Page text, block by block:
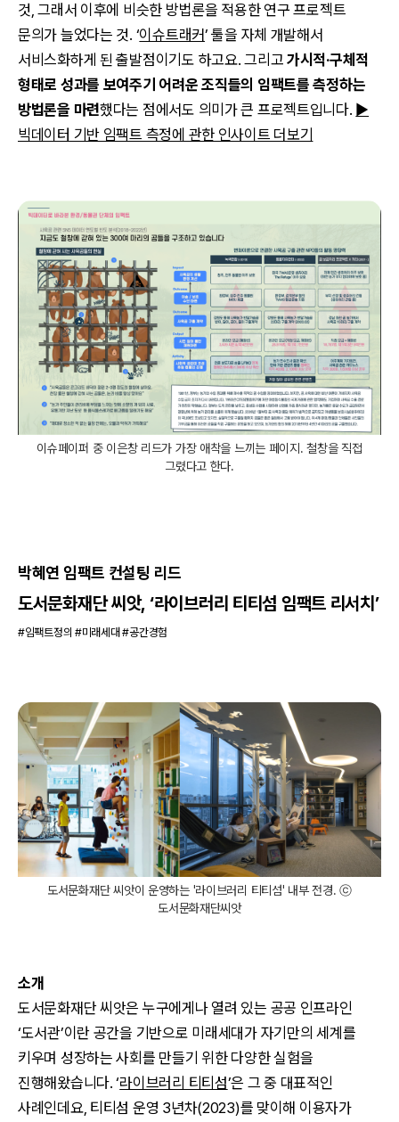
것, 그래서 이후에 비슷한 방법론을 적용한 연구 프로젝트
문의가 늘었다는 것. ‘이슈트래커’ 툴을 자체 개발해서
서비스화하게 된 출발점이기도 하고요. 그리고 가시적·구체적
형태로 성과를 보여주기 어려운 조직들의 임팩트를 측정하는
방법론을 마련했다는 점에서도 의미가 큰 프로젝트입니다. ▶
빅데이터 기반 임팩트 측정에 관한 인사이트 더보기
이슈페이퍼 중 이은창 리드가 가장 애착을 느끼는 페이지. 철창을 직접
그렸다고 한다.
박혜연 임팩트 컨설팅 리드
도서문화재단 씨앗, ‘라이브러리 티티섬 임팩트 리서치’
#임팩트정의 #미래세대 #공간경험
도서문화재단 씨앗이 운영하는 '라이브러리 티티섬' 내부 전경. ⓒ
도서문화재단씨앗
소개
도서문화재단 씨앗은 누구에게나 열려 있는 공공 인프라인
‘도서관’이란 공간을 기반으로 미래세대가 자기만의 세계를
키우며 성장하는 사회를 만들기 위한 다양한 실험을
진행해왔습니다. ‘라이브러리 티티섬’은 그 중 대표적인
사례인데요, 티티섬 운영 3년차(2023)를 맞이해 이용자가